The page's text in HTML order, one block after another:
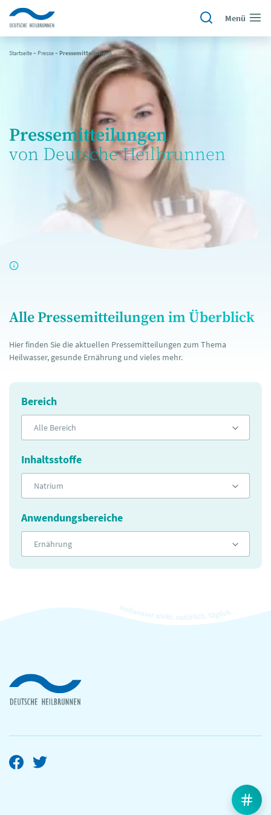
Menü
Startseite~ Presse~Pressemitteilungen
Pressemitteilungen
von Deutsche Heilbrunnen
Alle Pressemitteilungen im Überblick
Hier finden Sie die aktuellen Pressemitteilungen zum Thema
Heilwasser, gesunde Ernährung und vieles mehr.
Bereich
Alle Bereich
Inhaltsstoffe
Natrium
Anwendungsbereiche
Ernährung